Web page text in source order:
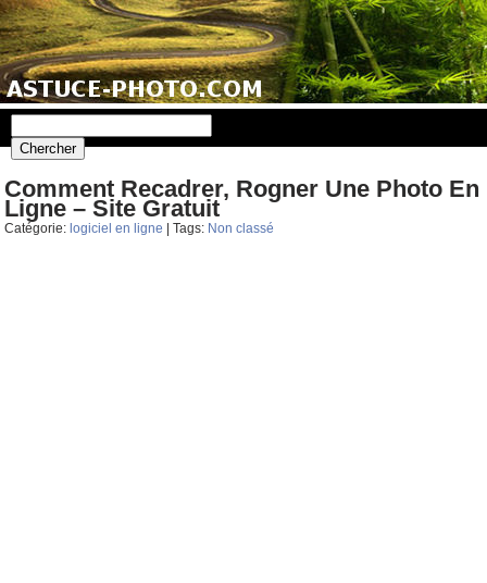
Comment Recadrer, Rogner Une Photo En
Ligne – Site Gratuit
Catégorie: logiciel en ligne | Tags: Non classé